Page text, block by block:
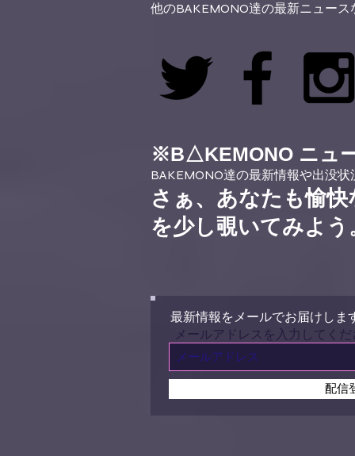
他のBAKEMONO達の最新ニュー
※B△KEMONO ニュ
BAKEMONO達の最新情報や出没
さぁ、あなたも愉
を少し覗いてみよう
最新情報をメールでお届けしま
メールアドレスを入力してく
配信